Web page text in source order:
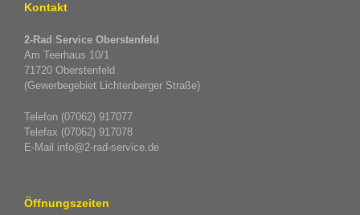
Kontakt
2-Rad Service Oberstenfeld
Am Teerhaus 10/1
71720 Oberstenfeld
(Gewerbegebiet Lichtenberger Straße)
Telefon (07062) 917077
Telefax (07062) 917078
E-Mail info@2-rad-service.de
Öffnungszeiten